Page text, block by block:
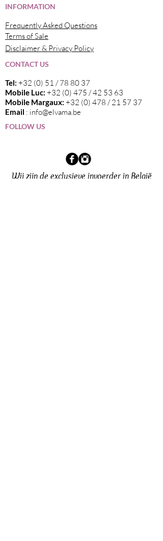
INFORMATION
Frequently Asked Questions
Terms of Sale
Disclaimer & Privacy Policy
CONTACT US
Tel: +32 (0) 51 / 78 80 37
Mobile Luc: +32 (0) 475 / 42 53 63
Mobile Margaux: +32 (0) 478 / 21 57 37
Email : info@elvama.be
FOLLOW US
Wij zijn de exclusieve invoerder in België